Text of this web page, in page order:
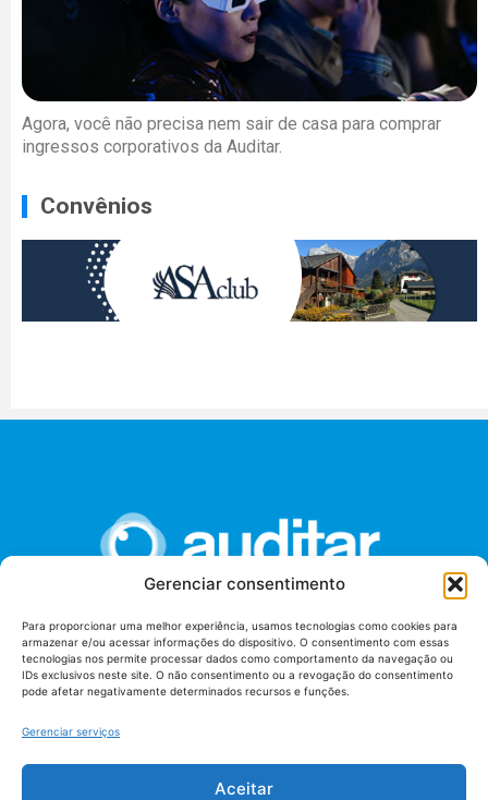
Gerenciar consentimento
Para proporcionar uma melhor experiência, usamos tecnologias como cookies para
armazenar e/ou acessar informações do dispositivo. O consentimento com essas
tecnologias nos permite processar dados como comportamento da navegação ou
IDs exclusivos neste site. O não consentimento ou a revogação do consentimento
pode afetar negativamente determinados recursos e funções.
Gerenciar serviços
Aceitar
Agora, você não precisa nem sair de casa para comprar
ingressos corporativos da Auditar.
Convênios
União dos Auditores Federais de Controle Externo -
AUDITAR
Setor de Administração Federal Sul (SAF/Sul), Qd. 04, Lt. 01
Tribunal de Contas da União (TCU), Subsolo, Sala S04